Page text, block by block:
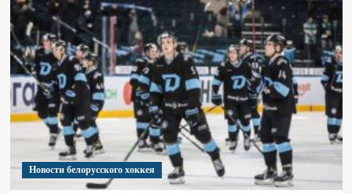
Новости белорусского хоккея